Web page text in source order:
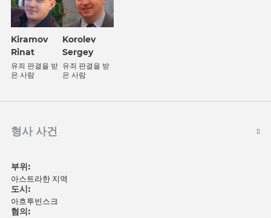
Kiramov
Rinat
유죄 판결을 받
은 사람
Korolev
Sergey
유죄 판결을 받
은 사람
형사 사건
부위:
아스트라한 지역
도시:
아흐투빈스크
혐의: